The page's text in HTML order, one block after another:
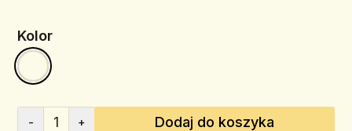
Kolor
- 1 + Dodaj do koszyka